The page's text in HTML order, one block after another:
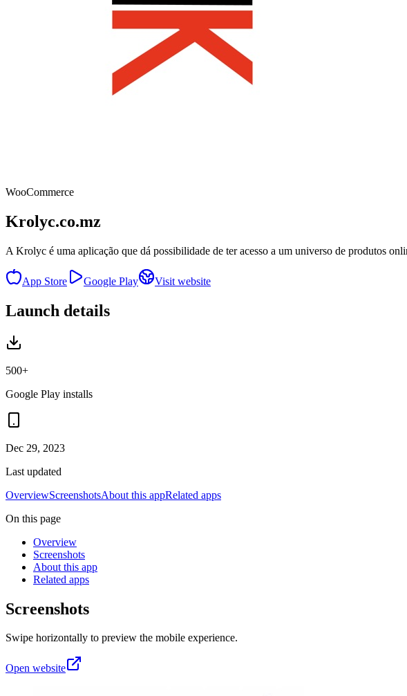
WooCommerce
Krolyc.co.mz
A Krolyc é uma aplicação que dá possibilidade de ter acesso a um universo de produtos
App Store Google Play Visit website
Launch details
500+
Google Play installs
Dec 29, 2023
Last updated
OverviewScreenshotsAbout this appRelated apps
On this page
Overview
Screenshots
About this app
Related apps
Screenshots
Swipe horizontally to preview the mobile experience.
Open website